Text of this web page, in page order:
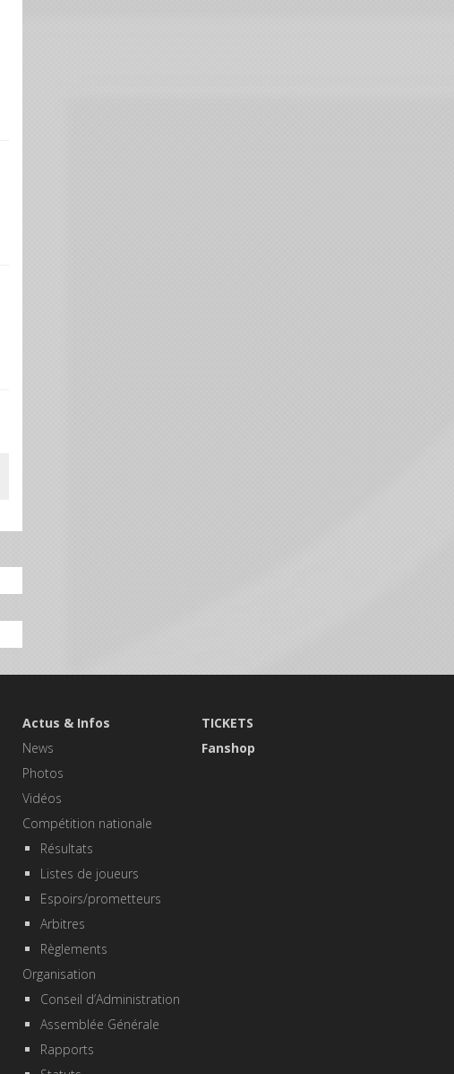
Actus & Infos
News
Photos
Vidéos
Compétition nationale
Résultats
Listes de joueurs
Espoirs/prometteurs
Arbitres
Règlements
Organisation
Conseil d’Administration
Assemblée Générale
Rapports
TICKETS
Fanshop